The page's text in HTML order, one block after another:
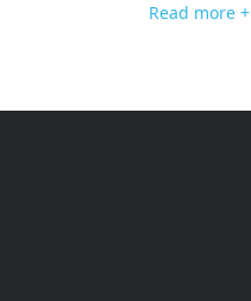
Read more +